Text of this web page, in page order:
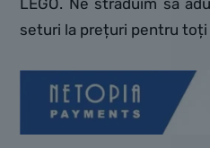
LEGO. Ne străduim să
seturi la prețuri pentru toți